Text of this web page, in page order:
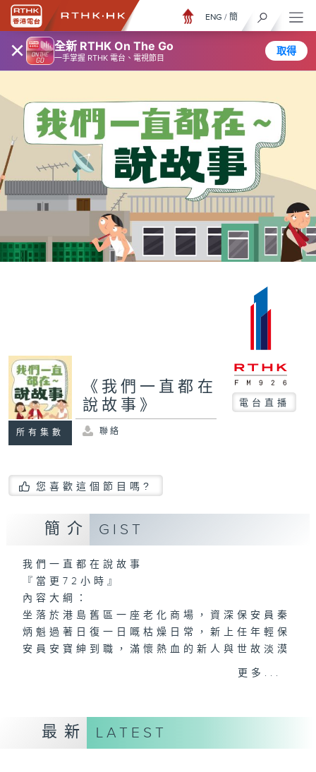
× 全新 RTHK On The Go
一手掌握 RTHK 電台、電視節目
取得
ENG / 簡
所有集數
《我們一直都在
說故事》
電台直播
聯絡
您喜歡這個節目嗎?
簡介 GIST
我們一直都在說故事
『當更72小時』
內容大綱：
坐落於港島舊區一座老化商場，資深保安員秦
炳魁過著日復一日嘅枯燥日常，新上任年輕保
安員安寶紳到職，滿懷熱血的新人與世故淡漠
的舊人理念相互碰撞，打破咗商場向來平靜沉
編劇：蒙恩恩
譚偉權飾演：秦炳魁
譚永標飾演：安寶紳
更多...
最新 LATEST